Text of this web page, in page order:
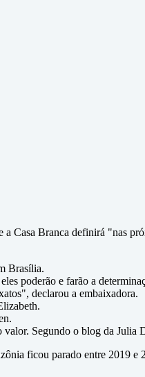
Casa Branca definirá "nas
Brasília.
poderão e farão a
declarou a embaixadora.
Segundo o blog da Julia
ficou parado entre 2019